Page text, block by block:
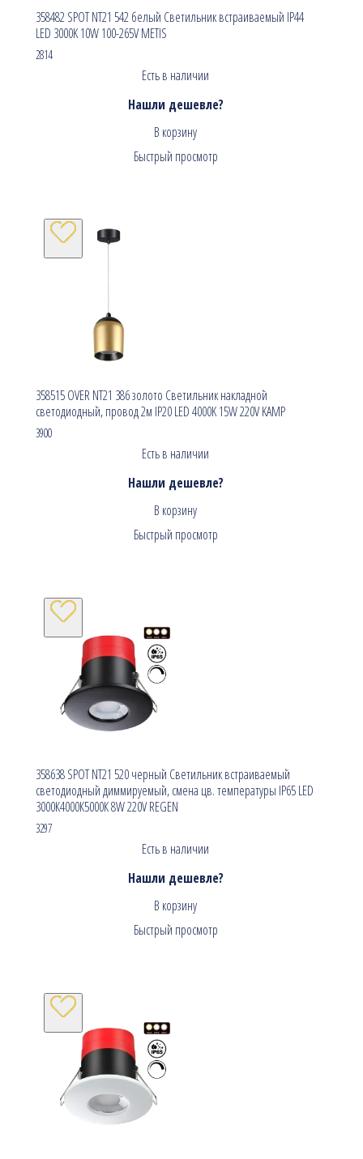
358482 SPOT NT21 542 белый Светильник встраиваемый IP44
LED 3000K 10W 100-265V METIS
2814
Есть в наличии
Нашли дешевле?
В корзину
Быстрый просмотр
358515 OVER NT21 386 золото Светильник накладной
светодиодный, провод 2м IP20 LED 4000K 15W 220V KAMP
3900
Есть в наличии
Нашли дешевле?
В корзину
Быстрый просмотр
358638 SPOT NT21 520 черный Светильник встраиваемый
светодиодный диммируемый, смена цв. температуры IP65 LED
3000К4000К5000К 8W 220V REGEN
3297
Есть в наличии
Нашли дешевле?
В корзину
Быстрый просмотр